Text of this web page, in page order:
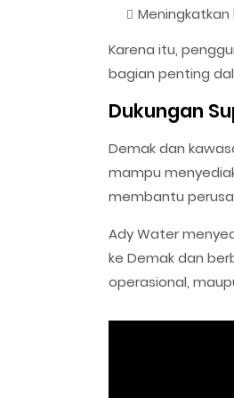
Karena itu,
bagian penting
Dukungan
Demak dan
mampu
membantu
Ady Water
ke Demak dan
operasional,